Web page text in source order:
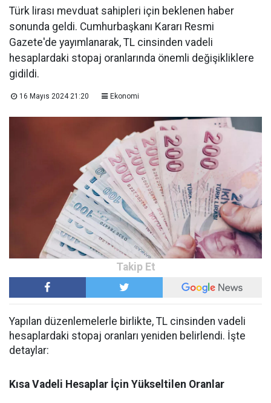
Türk lirası mevduat sahipleri için beklenen haber
sonunda geldi. Cumhurbaşkanı Kararı Resmi
Gazete'de yayımlanarak, TL cinsinden vadeli
hesaplardaki stopaj oranlarında önemli değişikliklere
gidildi.
16 Mayıs 2024 21:20 Ekonomi
Yapılan düzenlemelerle birlikte, TL cinsinden vadeli
hesaplardaki stopaj oranları yeniden belirlendi. İşte
detaylar:
Kısa Vadeli Hesaplar İçin Yükseltilen Oranlar